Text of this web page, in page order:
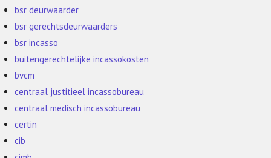
bsr deurwaarder
bsr gerechtsdeurwaarders
bsr incasso
buitengerechtelijke incassokosten
bvcm
centraal justitieel incassobureau
centraal medisch incassobureau
certin
cib